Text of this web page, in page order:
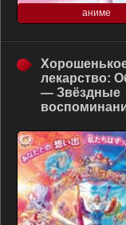
аниме
лекарство:
— Звёздные